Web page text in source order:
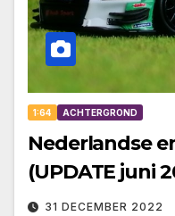
1:64 ACHTERGROND
Nederlandse
(UPDATE juni
31 DECEMBER 2022